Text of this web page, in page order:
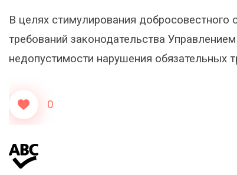
В целях стимулирования
требований законодательства
недопустимости нарушения обязательных
0